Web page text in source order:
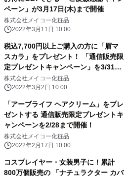
ペーン」が3月17日(木)まで開催
株式会社メイコー化粧品
2022年3月11日 10:00
税込7,700円以上ご購入の方に「眉マ
スカラ」をプレゼント！ 「通信販売限
定プレゼントキャンペーン」を3/31ま
で開催
株式会社メイコー化粧品
2022年3月2日 10:00
「アーブライフ ヘアクリーム」をプレ
ゼントする 通信販売限定プレゼントキ
ャンペーンを2/28まで開催！
株式会社メイコー化粧品
2022年2月17日 10:00
コスプレイヤー・女装男子に！累計
800万個販売の 「ナチュラクター カバ